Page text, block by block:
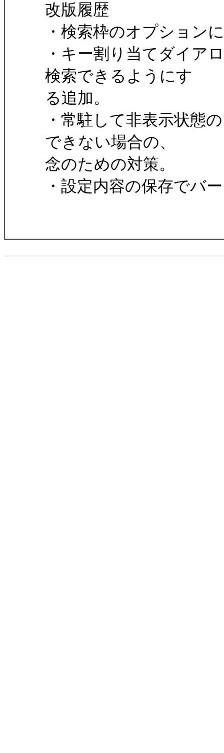
改版履歴
・検索枠のオプション
・キー割り当てダイア
検索できるようにす
る追加。
・常駐して非表示状態
できない場合の、
念のための対策。
・設定内容の保存でバ